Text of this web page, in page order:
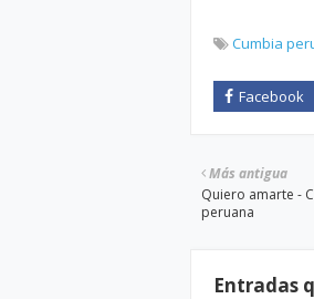
Cumbia
Más antigua
Quiero amarte -
peruana
Entradas